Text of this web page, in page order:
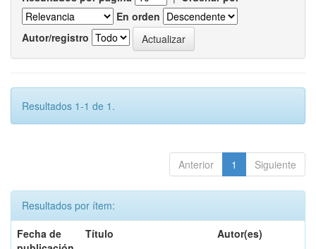
En orden
Autor/registro
Resultados 1-1 de 1.
Anterior 1 Siguiente
Resultados por ítem:
Fecha de
Título Autor(es)